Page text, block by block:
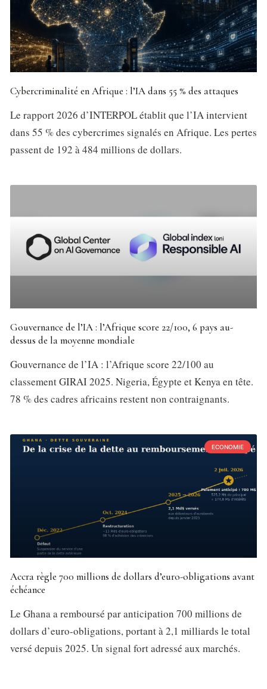
Cybercriminalité en Afrique : l’IA dans 55 % des attaques
Le rapport 2026 d’INTERPOL établit que l’IA intervient
dans 55 % des cybercrimes signalés en Afrique. Les pertes
passent de 192 à 484 millions de dollars.
Gouvernance de l’IA : l’Afrique score 22/100, 6 pays au-
dessus de la moyenne mondiale
Gouvernance de l’IA : l’Afrique score 22/100 au
classement GIRAI 2025. Nigeria, Égypte et Kenya en tête.
78 % des cadres africains restent non contraignants.
ECONOMIE
Accra règle 700 millions de dollars d’euro-obligations avant
échéance
Le Ghana a remboursé par anticipation 700 millions de
dollars d’euro-obligations, portant à 2,1 milliards le total
versé depuis 2025. Un signal fort adressé aux marchés.